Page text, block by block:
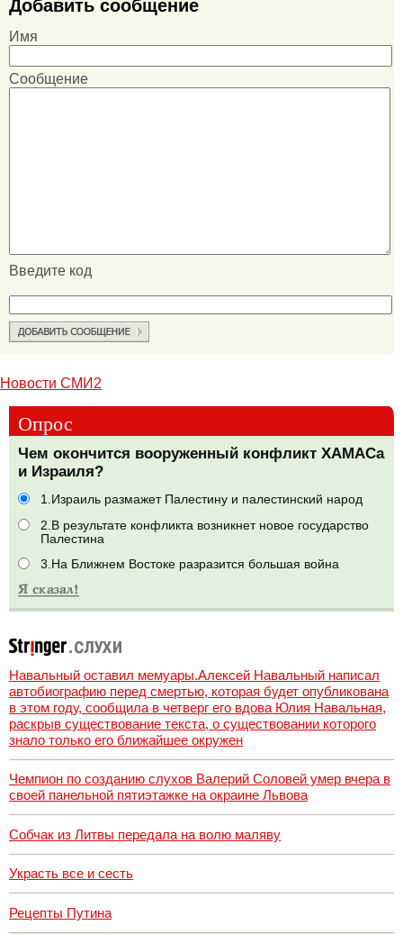
Добавить сообщение
Имя
Сообщение
Введите код
Новости СМИ2
Опрос
Чем окончится вооруженный конфликт ХАМАСа
и Израиля?
1.Израиль размажет Палестину и палестинский народ
2.В результате конфликта возникнет новое государство
Палестина
3.На Ближнем Востоке разразится большая война
Навальный оставил мемуары.Алексей Навальный написал
автобиографию перед смертью, которая будет опубликована
в этом году, сообщила в четверг его вдова Юлия Навальная,
раскрыв существование текста, о существовании которого
знало только его ближайшее окружен
Чемпион по созданию слухов Валерий Соловей умер вчера в
своей панельной пятиэтажке на окраине Львова
Собчак из Литвы передала на волю маляву
Украсть все и сесть
Рецепты Путина